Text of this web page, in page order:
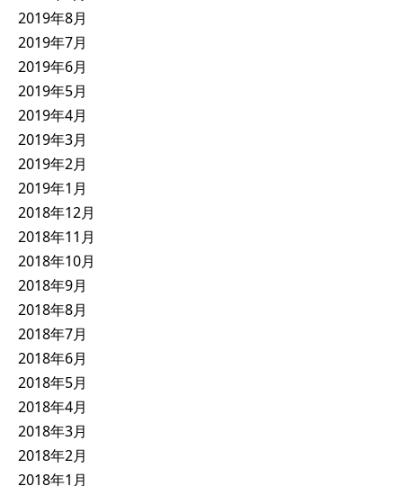
2019年8月
2019年7月
2019年6月
2019年5月
2019年4月
2019年3月
2019年2月
2019年1月
2018年12月
2018年11月
2018年10月
2018年9月
2018年8月
2018年7月
2018年6月
2018年5月
2018年4月
2018年3月
2018年2月
2018年1月